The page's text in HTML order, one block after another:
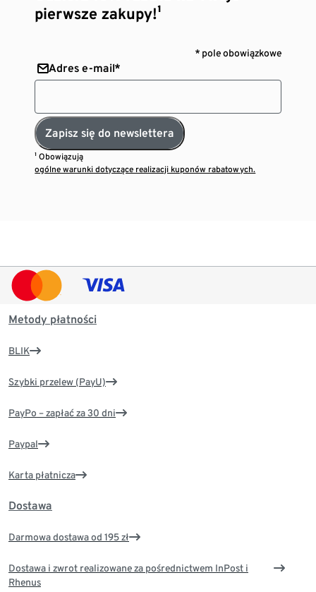
pierwsze zakupy!¹
* pole obowiązkowe
Adres e-mail*
Zapisz się do newslettera
¹ Obowiązują
ogólne warunki dotyczące realizacji kuponów rabatowych.
Metody płatności
BLIK
Szybki przelew (PayU)
PayPo – zapłać za 30 dni
Paypal
Karta płatnicza
Dostawa
Darmowa dostawa od 195 zł
Dostawa i zwrot realizowane za pośrednictwem InPost i
Rhenus